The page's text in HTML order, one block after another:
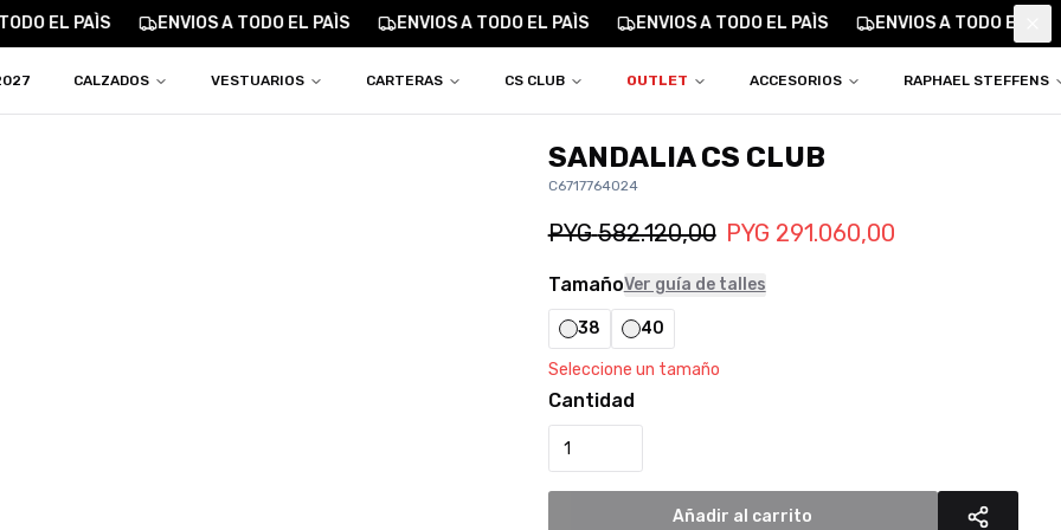
EL PAÌS ENVIOS A TODO EL PAÌS ENVIOS A TODO EL PAÌS ENVIOS A TODO EL PAÌS ENVIOS A TODO EL PAÌS
CALZADOS VESTUARIOS CARTERAS CS CLUB OUTLET ACCESORIOS RAPHAEL STEFFENS
SANDALIA CS CLUB
C6717764024
PYG 582.120,00 PYG 291.060,00
TamañoVer guía de talles
38 40
Seleccione un tamaño
Cantidad
Añadir al carrito